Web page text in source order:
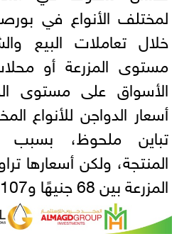
لمختلف الأنواع في
خلال تعاملات البيع
مستوى المزرعة أو
الأسواق على مستوى
أسعار الدواجن للأنواع
تباين ملحوظ، بسبب
المنتجة، ولكن أسعارها
المزرعة بين 68 جنيهًا و107 جنيهات.